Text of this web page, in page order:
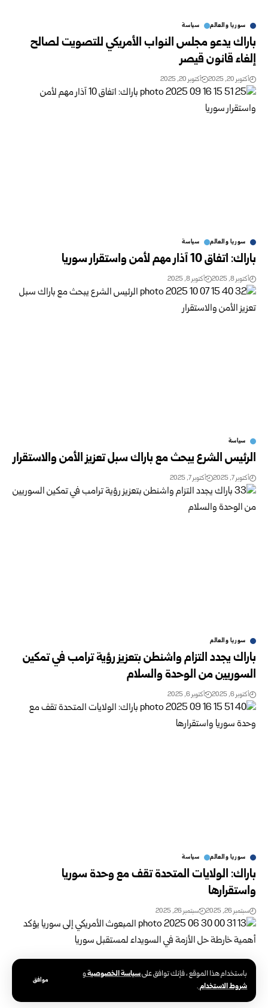
باستخدام هذا الموقع ، فإنك توافق علىسياسة الخصوصيةو
شروط الاستخدام.
موافق
سوريا والعالم سياسة
باراك يدعو مجلس النواب الأمريكي للتصويت لصالح
إلغاء قانون قيصر
أكتوبر 20, 2025 أكتوبر 20, 2025
سوريا والعالم سياسة
باراك: اتفاق 10 آذار مهم لأمن واستقرار سوريا
أكتوبر 8, 2025 أكتوبر 8, 2025
سياسة
الرئيس الشرع يبحث مع باراك سبل تعزيز الأمن والاستقرار
أكتوبر 7, 2025 أكتوبر 7, 2025
سوريا والعالم
باراك يجدد التزام واشنطن بتعزيز رؤية ترامب في تمكين
السوريين من الوحدة والسلام
أكتوبر 6, 2025 أكتوبر 6, 2025
سوريا والعالم سياسة
باراك: الولايات المتحدة تقف مع وحدة سوريا
واستقرارها
سبتمبر 26, 2025 سبتمبر 26, 2025